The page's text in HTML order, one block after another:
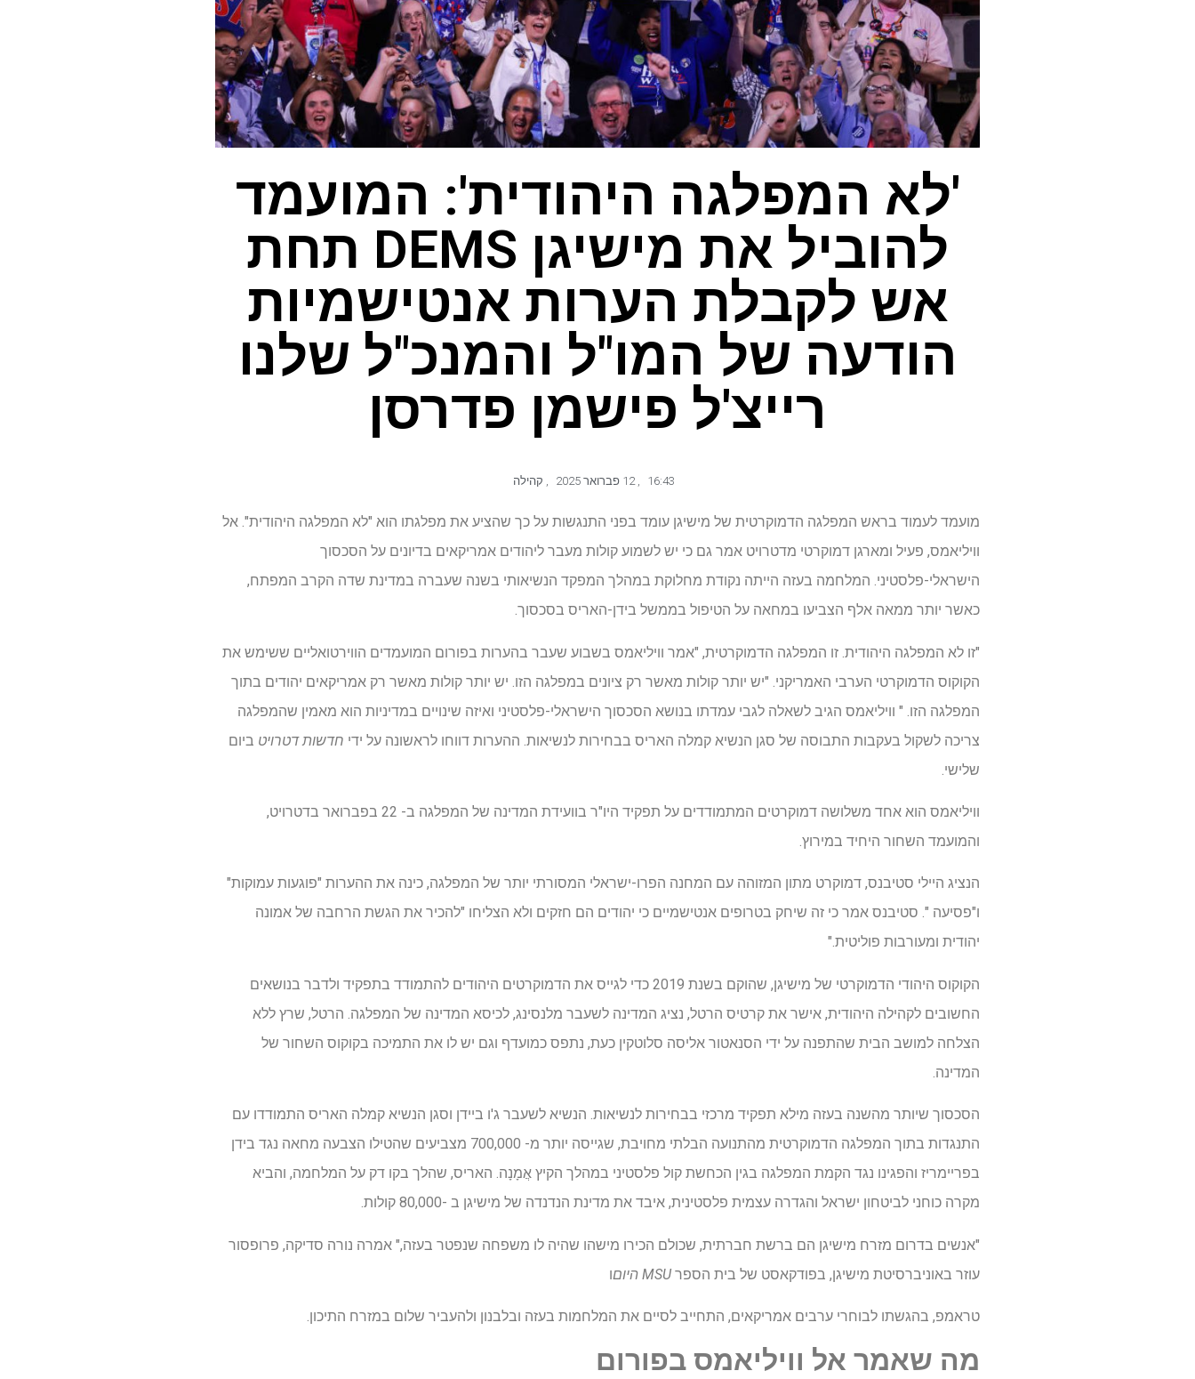
'לא המפלגה היהודית': המועמד
להוביל את מישיגן DEMS תחת
אש לקבלת הערות אנטישמיות
הודעה של המו"ל והמנכ"ל שלנו
רייצ'ל פישמן פדרסן
16:43
, 12 פברואר 2025 , קהילה
מועמד לעמוד בראש המפלגה הדמוקרטית של מישיגן עומד בפני התנגשות על כך שהציע את מפלגתו הוא "לא המפלגה היהודית". אל
וויליאמס, פעיל ומארגן דמוקרטי מדטרויט אמר גם כי יש לשמוע קולות מעבר ליהודים אמריקאים בדיונים על הסכסוך
הישראלי-פלסטיני. המלחמה בעזה הייתה נקודת מחלוקת במהלך המפקד הנשיאותי בשנה שעברה במדינת שדה הקרב המפתח,
כאשר יותר ממאה אלף הצביעו במחאה על הטיפול בממשל בידן-האריס בסכסוך.
"זו לא המפלגה היהודית. זו המפלגה הדמוקרטית, "אמר וויליאמס בשבוע שעבר בהערות בפורום המועמדים הווירטואליים ששימש את
הקוקוס הדמוקרטי הערבי האמריקני. "יש יותר קולות מאשר רק ציונים במפלגה הזו. יש יותר קולות מאשר רק אמריקאים יהודים בתוך
המפלגה הזו. " וויליאמס הגיב לשאלה לגבי עמדתו בנושא הסכסוך הישראלי-פלסטיני ואיזה שינויים במדיניות הוא מאמין שהמפלגה
צריכה לשקול בעקבות התבוסה של סגן הנשיא קמלה האריס בבחירות לנשיאות. ההערות דווחו לראשונה על ידי חדשות דטרויט ביום
שלישי.
וויליאמס הוא אחד משלושה דמוקרטים המתמודדים על תפקיד היו"ר בוועידת המדינה של המפלגה ב- 22 בפברואר בדטרויט,
והמועמד השחור היחיד במירוץ.
הנציג היילי סטיבנס, דמוקרט מתון המזוהה עם המחנה הפרו-ישראלי המסורתי יותר של המפלגה, כינה את ההערות "פוגעות עמוקות"
ו"פסיעה ". סטיבנס אמר כי זה שיחק בטרופים אנטישמיים כי יהודים הם חזקים ולא הצליחו "להכיר את הגשת הרחבה של אמונה
יהודית ומעורבות פוליטית."
הקוקוס היהודי הדמוקרטי של מישיגן, שהוקם בשנת 2019 כדי לגייס את הדמוקרטים היהודים להתמודד בתפקיד ולדבר בנושאים
החשובים לקהילה היהודית, אישר את קרטיס הרטל, נציג המדינה לשעבר מלנסינג, לכיסא המדינה של המפלגה. הרטל, שרץ ללא
הצלחה למושב הבית שהתפנה על ידי הסנאטור אליסה סלוטקין כעת, נתפס כמועדף וגם יש לו את התמיכה בקוקוס השחור של
המדינה.
הסכסוך שיותר מהשנה בעזה מילא תפקיד מרכזי בבחירות לנשיאות. הנשיא לשעבר ג'ו ביידן וסגן הנשיא קמלה האריס התמודדו עם
התנגדות בתוך המפלגה הדמוקרטית מהתנועה הבלתי מחויבת, שגייסה יותר מ- 700,000 מצביעים שהטילו הצבעה מחאה נגד בידן
בפריימריז והפגינו נגד הקמת המפלגה בגין הכחשת קול פלסטיני במהלך הקיץ אֲמָנָה. האריס, שהלך בקו דק על המלחמה, והביא
מקרה כוחני לביטחון ישראל והגדרה עצמית פלסטינית, איבד את מדינת הנדנדה של מישיגן ב -80,000 קולות.
"אנשים בדרום מזרח מישיגן הם ברשת חברתית, שכולם הכירו מישהו שהיה לו משפחה שנפטר בעזה," אמרה נורה סדיקה, פרופסור
עוזר באוניברסיטת מישיגן, בפודקאסט של בית הספר MSU היום ו
טראמפ, בהגשתו לבוחרי ערבים אמריקאים, התחייב לסיים את המלחמות בעזה ובלבנון ולהעביר שלום במזרח התיכון.
מה שאמר אל וויליאמס בפורום